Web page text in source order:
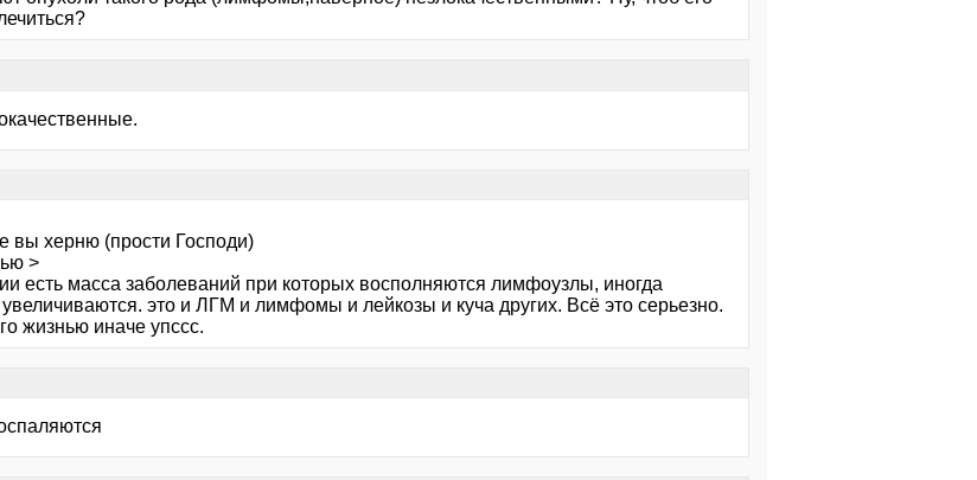
вы херню (прости Господи)
>
есть масса заболеваний при которых восполняются лимфоузлы, иногда
это и ЛГМ и лимфомы и лейкозы и куча других. Всё это серьезно.
жизнью иначе упссс.